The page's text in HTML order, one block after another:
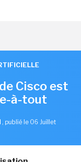
Cisco est
à-tout
, publié le 06 Juillet